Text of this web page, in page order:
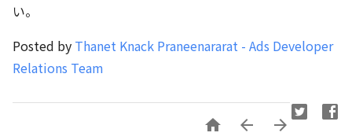
い。
Posted by Thanet Knack Praneenararat - Ads Developer
Relations Team
  